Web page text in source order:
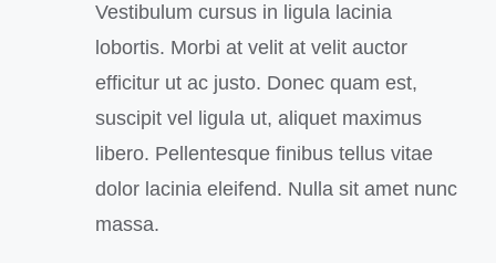
Vestibulum cursus in ligula lacinia
lobortis. Morbi at velit at velit auctor
efficitur ut ac justo. Donec quam est,
suscipit vel ligula ut, aliquet maximus
libero. Pellentesque finibus tellus vitae
dolor lacinia eleifend. Nulla sit amet nunc
massa.